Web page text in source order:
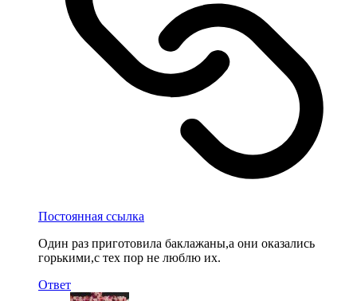
Постоянная ссылка
Один раз приготовила баклажаны,а они оказались
горькими,с тех пор не люблю их.
Ответ